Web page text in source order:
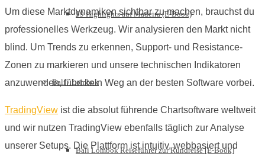
99 Highlights auf Madeira (E-Book)
Bali / Lombok
Bali Lombok Reiseführer zur Rundreise [E-Book]
Um diese Marktdynamiken sichtbar zu machen, brauchst du
professionelles Werkzeug. Wir analysieren den Markt nicht
blind. Um Trends zu erkennen, Support- und Resistance-
Zonen zu markieren und unsere technischen Indikatoren
anzuwenden, führt kein Weg an der besten Software vorbei.
TradingView ist die absolut führende Chartsoftware weltweit
und wir nutzen TradingView ebenfalls täglich zur Analyse
unserer Setups. Die Plattform ist intuitiv, webbasiert und